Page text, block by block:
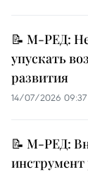
📝 М-РЕД:
упускать
развития
14/07/2026 09:37
📝 М-РЕД:
инструмент